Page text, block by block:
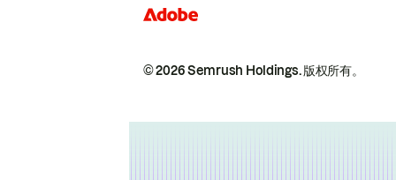
© 2026 Semrush Holdings.版权所有。